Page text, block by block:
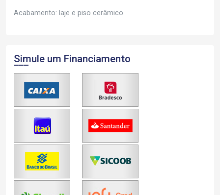
Acabamento: laje e piso cerâmico.
Simule um Financiamento